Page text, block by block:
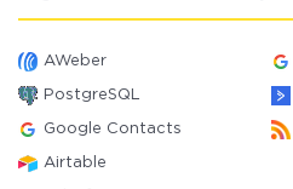
AWeber
PostgreSQL
Google Contacts
Airtable